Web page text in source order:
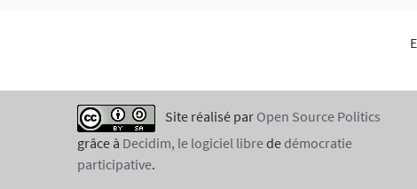
Site réalisé par Open Source Politics
grâce à Decidim, le logiciel librededémocratie
participative.